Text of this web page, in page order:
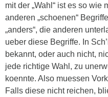
mit der „Wahl“ ist es so wie
anderen „schoenen“
„anders“, die anderen
ueber diese Begriffe. In
bekannt, oder auch nicht,
jede richtige Wahl, zu
koennte. Also muessen
Falls diese nicht reichen,